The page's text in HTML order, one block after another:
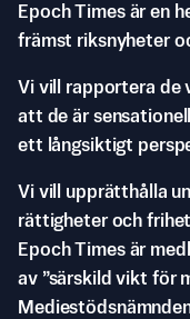
Epoch Times är en
främst riksnyheter
Vi vill rapportera de
att de är
ett långsiktigt
Vi vill upprätthålla
rättigheter och
Epoch Times är
av ”särskild vikt för